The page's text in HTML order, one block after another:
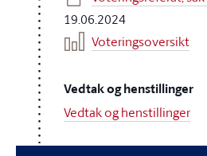
19.06.2024
Voteringsoversikt
Vedtak og henstillinger
Vedtak og henstillinger